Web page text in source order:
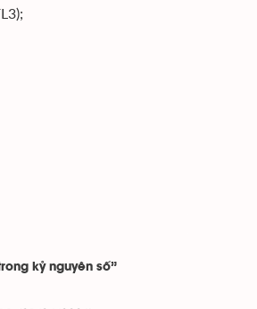
kỷ nguyên số”